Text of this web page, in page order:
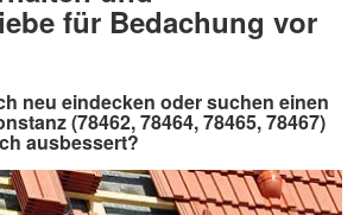
für Bedachung vor
neu eindecken oder suchen einen
(78462, 78464, 78465, 78467)
ausbessert?